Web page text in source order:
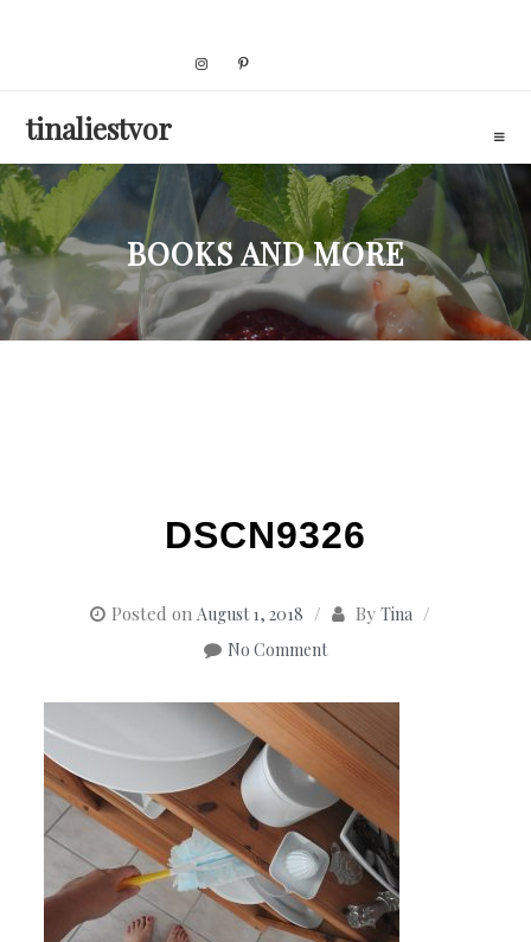
tinaliestvor
BOOKS AND MORE
DSCN9326
Posted on August 1, 2018 By Tina
No Comment